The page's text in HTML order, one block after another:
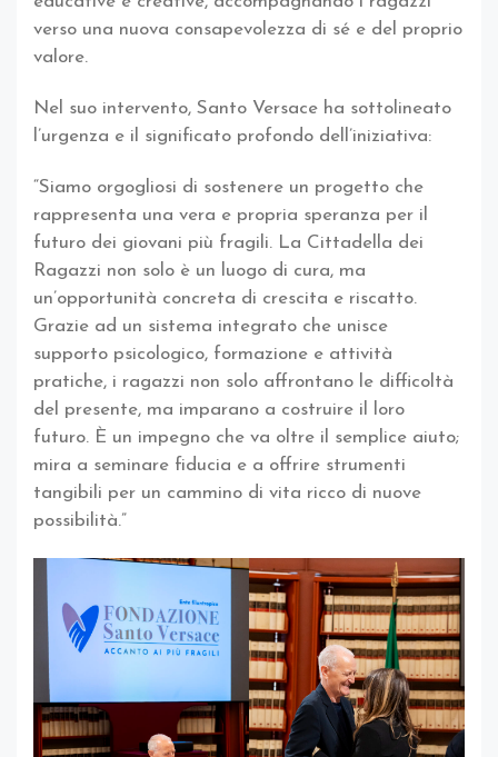
verso una nuova consapevolezza di sé e del proprio
valore.
Nel suo intervento, Santo Versace ha sottolineato
l’urgenza e il significato profondo dell’iniziativa:
“Siamo orgogliosi di sostenere un progetto che
rappresenta una vera e propria speranza per il
futuro dei giovani più fragili. La Cittadella dei
Ragazzi non solo è un luogo di cura, ma
un’opportunità concreta di crescita e riscatto.
Grazie ad un sistema integrato che unisce
supporto psicologico, formazione e attività
pratiche, i ragazzi non solo affrontano le difficoltà
del presente, ma imparano a costruire il loro
futuro. È un impegno che va oltre il semplice aiuto;
mira a seminare fiducia e a offrire strumenti
tangibili per un cammino di vita ricco di nuove
possibilità.”